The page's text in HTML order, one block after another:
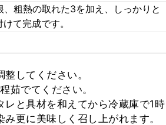
、粗熱の取れた3を加え、しっかりと
て完成です。
してください。
茹でてください。
レと具材を和えてから冷蔵庫で1時
更に美味しく召し上がれます。